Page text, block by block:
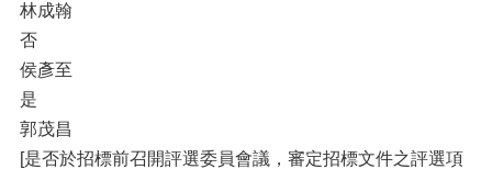
林成翰
否
侯彥至
是
郭茂昌
[是否於招標前召開評選委員會議，審定招標文件之評選項